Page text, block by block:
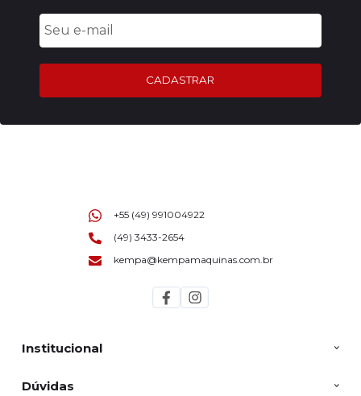
CADASTRAR
Institucional
Dúvidas
+55 (49) 991004922
(49) 3433-2654
kempa@kempamaquinas.com.br